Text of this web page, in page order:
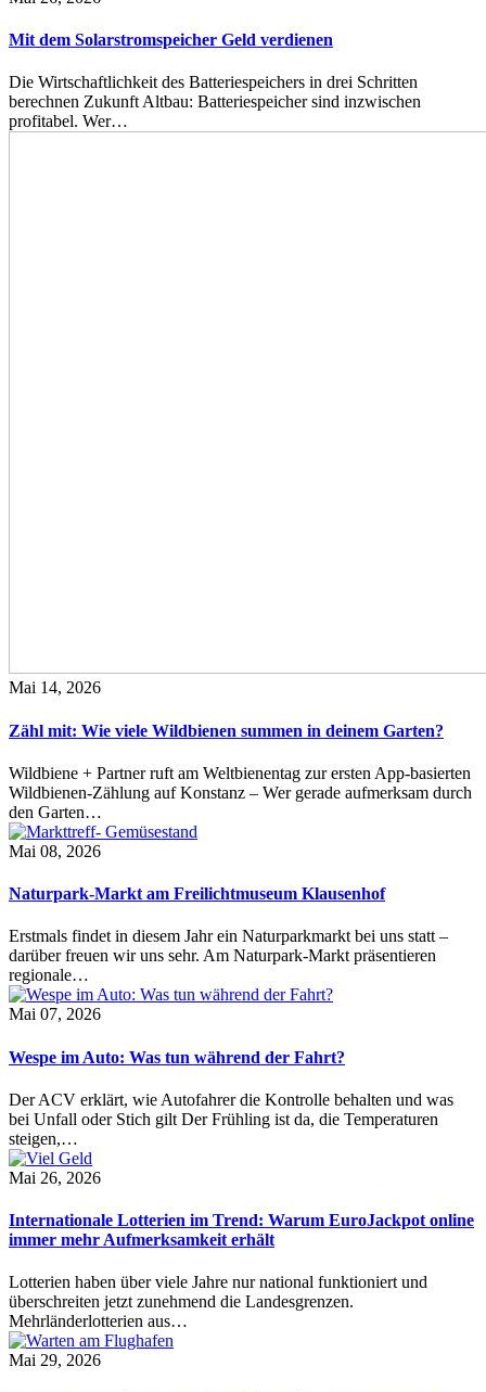
Mit dem Solarstromspeicher Geld verdienen
Die Wirtschaftlichkeit des Batteriespeichers in drei Schritten
berechnen Zukunft Altbau: Batteriespeicher sind inzwischen
profitabel. Wer…
Mai 14, 2026
Zähl mit: Wie viele Wildbienen summen in deinem Garten?
Wildbiene + Partner ruft am Weltbienentag zur ersten App-basierten
Wildbienen-Zählung auf Konstanz – Wer gerade aufmerksam durch
den Garten…
Mai 08, 2026
Naturpark-Markt am Freilichtmuseum Klausenhof
Erstmals findet in diesem Jahr ein Naturparkmarkt bei uns statt –
darüber freuen wir uns sehr. Am Naturpark-Markt präsentieren
regionale…
Mai 07, 2026
Wespe im Auto: Was tun während der Fahrt?
Der ACV erklärt, wie Autofahrer die Kontrolle behalten und was
bei Unfall oder Stich gilt Der Frühling ist da, die Temperaturen
steigen,…
Mai 26, 2026
Internationale Lotterien im Trend: Warum EuroJackpot online
immer mehr Aufmerksamkeit erhält
Lotterien haben über viele Jahre nur national funktioniert und
überschreiten jetzt zunehmend die Landesgrenzen.
Mehrländerlotterien aus…
Mai 29, 2026